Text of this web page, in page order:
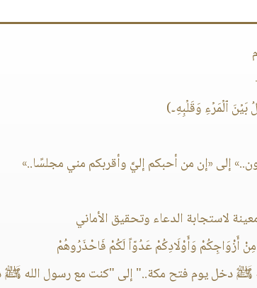
بَیۡنَ ٱلۡمَرۡءِ وَقَلۡبِهِۦ)
إلى «إن من أحبكم إليَّ وأقربكم مني مجلسًا..»
لاستجابة الدعاء وتحقيق الأماني
مِنْ أَزْوَاجِكُمْ وَأَوْلَادِكُمْ عَدُوّاً لَكُمْ فَاحْذَرُوهُمْ
ﷺ دخل يوم فتح مكة.." إلى "كنت مع رسول الله ﷺ